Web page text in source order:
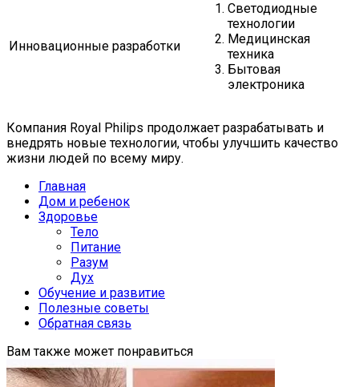
Инновационные разработки
Светодиодные
технологии
Медицинская
техника
Бытовая
электроника
Компания Royal Philips продолжает разрабатывать и
внедрять новые технологии, чтобы улучшить качество
жизни людей по всему миру.
Главная
Дом и ребенок
Здоровье
Тело
Питание
Разум
Дух
Обучение и развитие
Полезные советы
Обратная связь
Вам также может понравиться